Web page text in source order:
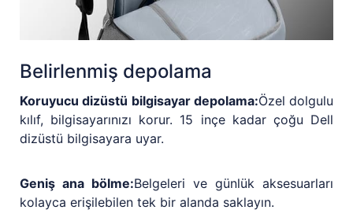
Belirlenmiş depolama
Koruyucu dizüstü bilgisayar depolama:Özel dolgulu
kılıf, bilgisayarınızı korur. 15 inçe kadar çoğu Dell
dizüstü bilgisayara uyar.
Geniş ana bölme:Belgeleri ve günlük aksesuarları
kolayca erişilebilen tek bir alanda saklayın.